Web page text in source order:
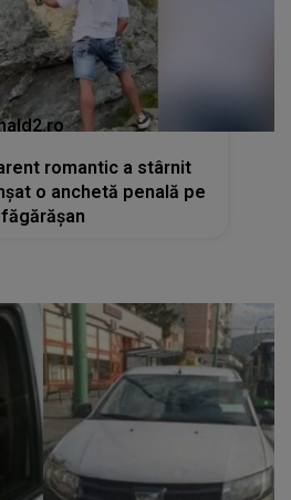
romantic a stârnit
o anchetă penală pe